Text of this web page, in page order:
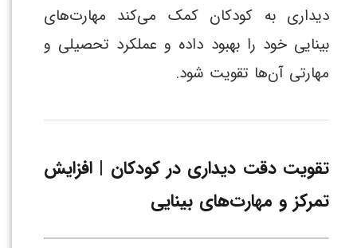
دیداری به کودکان کمک می‌کند مهارت‌های
بینایی خود را بهبود داده و عملکرد تحصیلی و
مهارتی آن‌ها تقویت شود.
تقویت دقت دیداری در کودکان | افزایش
تمرکز و مهارت‌های بینایی